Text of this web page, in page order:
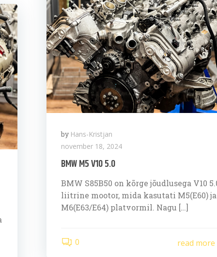
by Hans-Kristjan
november 18, 2024
BMW M5 V10 5.0
BMW S85B50 on kõrge jõudlusega V10
liitrine mootor, mida kasutati M5(E60) ja
M6(E63/E64) platvormil. Nagu […]
0 read more